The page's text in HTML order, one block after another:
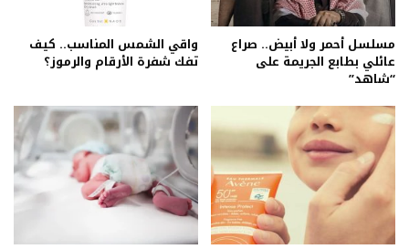
مسلسل أحمر ولا أبيض.. صراع
عائلي بطابع الجريمة على
“شاهد”
واقي الشمس المناسب.. كيف
تفك شفرة الأرقام والرموز؟